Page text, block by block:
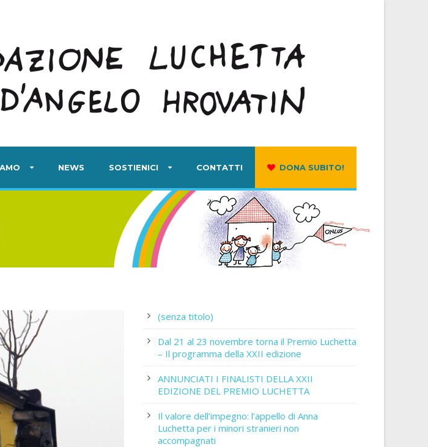
NEWS SOSTIENICI CONTATTI DONA SUBITO!
(senza titolo)
Dal 21 al 23 novembre torna il Premio Luchetta
– Il programma della XXII edizione
ANNUNCIATI I FINALISTI DELLA XXII
EDIZIONE DEL PREMIO LUCHETTA
Il valore dell’impegno: l’appello di Anna
Luchetta per i minori stranieri non
accompagnati